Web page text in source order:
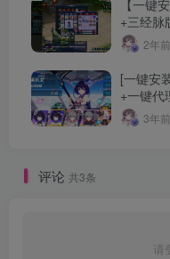
【一键
+三经脉
+剧情活
2年前
[一键安
+一键代
细指令+
3年前
评论 共3条
请